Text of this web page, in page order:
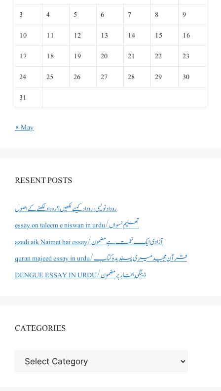
3
4 5 6 7 8
9
10
11 12 13 14 15
16
17
18 19 20 21 22
23
24
25 26 27 28 29
30
31
« May
RESENT POSTS
روداد نویسی ،روداد کیسے لکھیں؟ روداد لکھنے کے اصول
essay on taleem e niswan in urdu/تعلیم نسواں
azadi aik Naimat hai essay/آزادی ایک نعمت ہے مضمون
quran majeed essay in urdu/قرآن مجید میری پسندیدہ کتاب
DENGUE ESSAY IN URDU/ڈینگی بخار پر مضمون
CATEGORIES
CATEGORIES